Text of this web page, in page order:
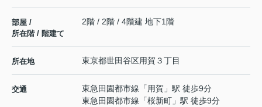
部屋 /
所在階 / 階建て
2階 / 2階 / 4階建 地下1階
所在地 東京都世田谷区用賀 ３丁目
交通 東急田園都市線 「 用賀 」駅 徒歩9分
東急田園都市線 「桜新町 」駅 徒歩9分